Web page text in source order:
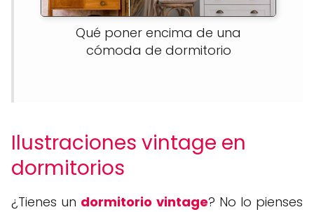
Qué poner encima de una
cómoda de dormitorio
Ilustraciones vintage en
dormitorios
¿Tienes un dormitorio vintage? No lo pienses